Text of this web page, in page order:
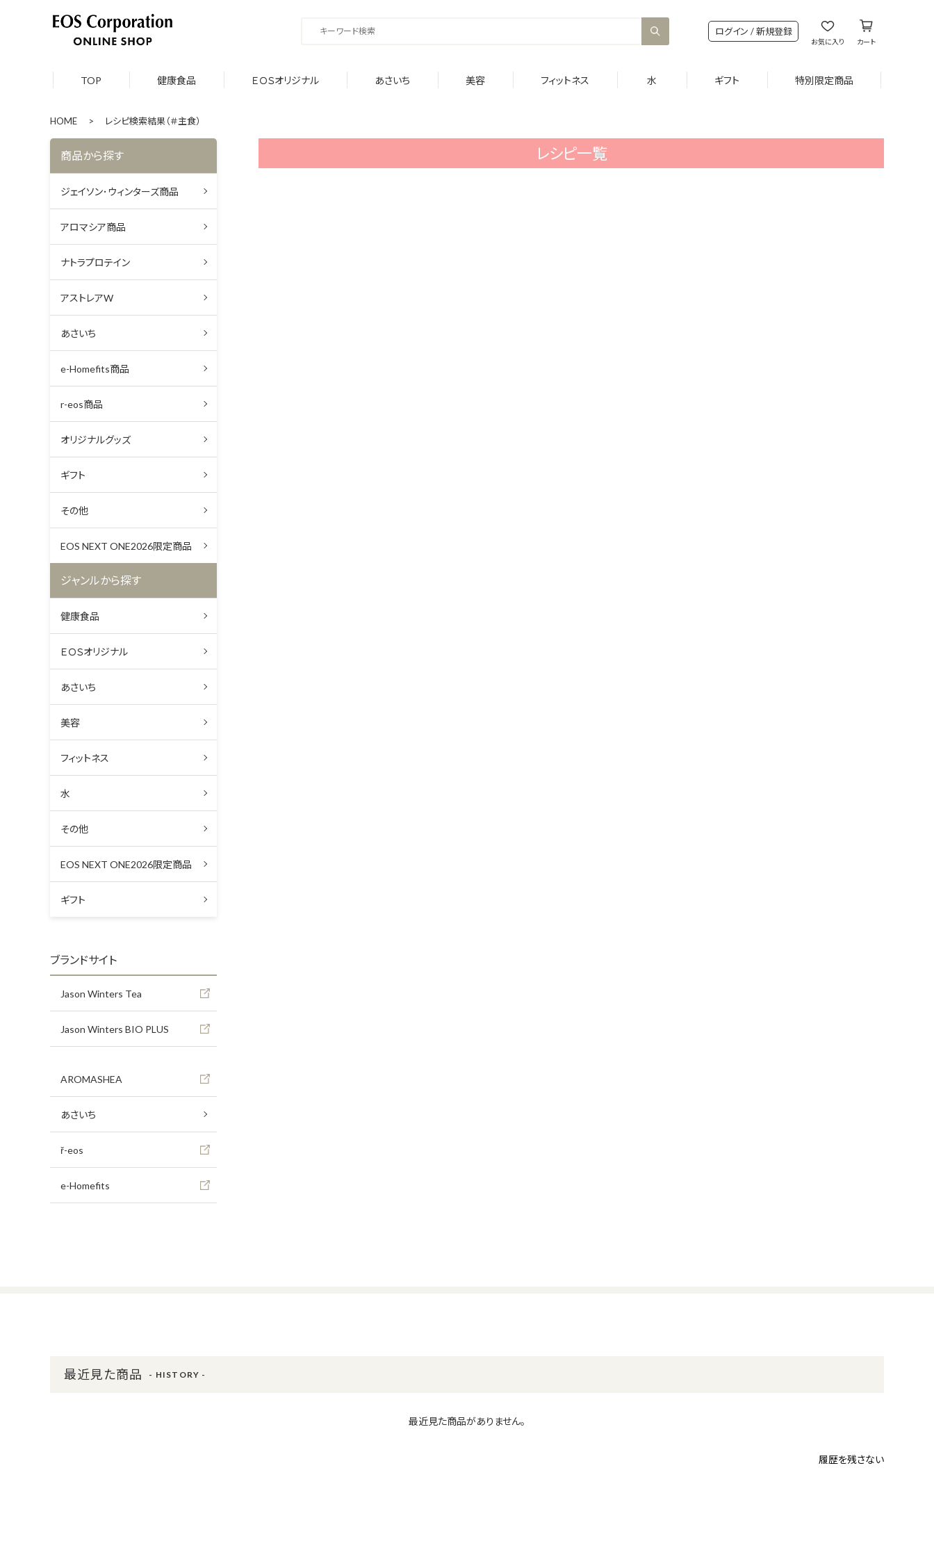
ログイン / 新規登録
お気に入り カート
TOP 健康食品 ＥＯＳオリジナル あさいち 美容 フィットネス 水 ギフト 特別限定商品
HOME > レシピ検索結果（＃主食）
商品から探す
ジェイソン･ウィンターズ商品
アロマシア商品
ナトラプロテイン
アストレアW
あさいち
e-Homefits商品
r-eos商品
オリジナルグッズ
ギフト
その他
EOS NEXT ONE2026限定商品
ジャンルから探す
健康食品
ＥＯＳオリジナル
あさいち
美容
フィットネス
水
その他
EOS NEXT ONE2026限定商品
ギフト
ブランドサイト
Jason Winters Tea
Jason Winters BIO PLUS
AROMASHEA
あさいち
ř-eos
e-Homefits
レシピ一覧
最近見た商品 - HISTORY -
最近見た商品がありません。
履歴を残さない